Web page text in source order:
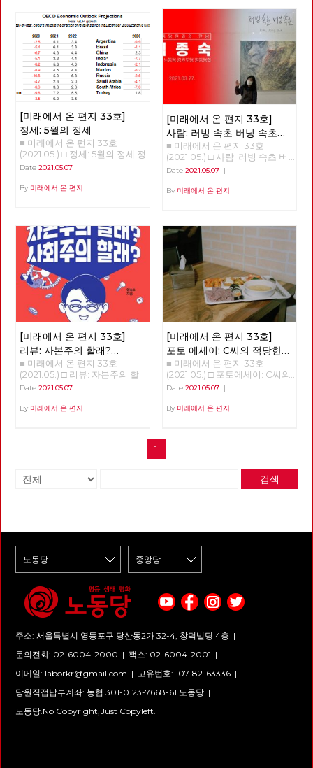
다. 당원과 당원 사이의 선, 지역
과 지역 사이의 선, 당 안과 밖 사
이의 선, 그리고 과거와 현재, 미
래와 현재 사이의 선들을 이어
활성화할 때, 노동당의 광장 또
한 다시 열리고 다시 확장해 갈
것입니다. 어려운 조건이지만,
김석정, 나도원, 안보영, 이용규,
적야, 현린 6인의 편집위원이 우
선 시작합니다. 이갑용, 임수태,
홍세화 고문과 김일규, 김종숙
동지를 비롯한 당원들이 함께 해
주셨습니다. 덕분에 [미래에서
온 편지] 복간호인 33호를 시작
할 수 있었습니다. 앞으로 더 많
리라 믿습니다. 고맙습니다. 현
상에 알리는 장으로, 또한 우리
함께 학습하고 토론하는 텃밭으
로 활용되기를 바랍니다. “조직
하라, 학습하라, 선전(홍보)하
라”는 세월의 흐름 속에서도 결
코 시들 수 없는 명제입니다. 어
려운 시절을 보내고 또 보냈습니
다. 시지프스가 바위를 다시 끌
마음가짐으로 <미래에서 온 편
지>와 함께 하기 바랍니다. 임수
태 고문 ‘미래에서 온 편지’가
복간된다니 기쁩니다. 기관지가
당원들의 마음을 이어주는 다리
가 되고 침체된 당의 분위기를
깨뜨리는 활력소가 되어주었으
는 불평등과 환경 파괴, 기후 위
기 등은 자본주의 체제가 더 이
상 지속 가능하지 않다는 경고입
니다. 하지만 대한민국에서 자본
주의를 극복하지 않으면 안 된다
는 입장을 분명히 밝히고 있는
공당은 우리 노동당 밖에 없습니
다. 이런 이유 하나만으로도 우
리 노동당의 존재 이유는 충분하
다고 생각합니다. 기관지가 우리
노동당의 존재 이유를 증명하는
데 큰 역할을 해 주기를 바랍니
다. 이갑용 고문 노동당 기관지
복간을 바라 보며, 당대표 시절
'미래에서 온 편지'를 폐간하면
기관지를 재정 문제로 폐간을 하
책들마저도 둘 공간이 없어 폐기
이기에 지키는 것은 어렵지 않으
리라 생각합니다. 앞장서 복간을
준비하신 동지들의 노고에 감사
드리고 기관지가 복간되면 당원
노동당의 미래가 되었으면 좋겠
습니다. 함께 가는 노동당의 미
래를 기관지 복간으로부터 시작
개념에서 벗어나고, 인간과 인간
사이는 물론 인간과 자연 사이의
관계를 재구성해야 한다는 의미
이다. 한국 사회에서 우리의 모
든 목표는 성장이었다. 우리 의
식을 지배하는 '소유와 성장'을
넘어 '관계와 성숙'이라는 개념
으로 변혁해야 한다. 해방의 조
건은 관계의 성숙 한국 사회는
총체적 위기에 몰려 있다. 이 위
기는 임계점에 가까이 왔다. 두
가지 위기가 있다. 자연과 기후
의 생태적 위기, 그리고 기술 혁
명으로 인한 체제 자체의 위기
다. 곧 인간이 통제할 수 없는 세
상이 올 것이다. ‘좀비’와 같은 처
지로 인간이 전락할 지도 모른
다. 통제할 수 없는 세상에서 인
것이다. <1984>와 <멋진 신세계
>의 제조되는 인간상, 그 세상이
얼마 남지 않았다. 학자들은 거
기까지 10~20년을 말한다. ‘정
권이 아니라 체제를 바꿔야 한
다’는 우리 당의 모토는 그래서
의미가 있다. 그런데도 우리는
아직 자본주의 체제가 강요한 소
유의 문제에서 전혀 벗어나지 못
한 현실에 있다. 노예의 반란이
성공해도 주인만 바뀔 뿐이지 노
예는 노예로 남는다. 지난날 촛
불 혁명에 이은 오늘 정치 현실
을 보라. 이런 현실을 기대한 것
인가. ‘노예’를 ‘인민’으로 바꾸어
금까지 계속 혁명과 투쟁을 말해
다. 소유는 주체와 객체를 필연
적으로 구분하고 객체를 타자화
지 않는가? 그리하여 우리는 해
방의 조건을 이제 '소유와 성
장'이 아닌 '관계의 성숙'으로 재
도 의지로 낙관하라는 말이 있지
만, 인간의 끝없는 욕망과 지배
있을 지 비관해 왔던 것이다. 오
문이다. 자본주의 단독의 위기가
인류가 지금까지 자연과 맺어 왔
던 관계, 인간과 인간 사이의 관
[미래에서 온 편지 33호]
정세: 5월의 정세
■ 미래에서 온 편지 33호
(2021.05.) □ 정세: 5월의 정세 정
세 (1) - '경제회복'의 뒤에 가려진
께 번지기 시작한 코로나19 바이
던 것들을 보이도록 만들기도 했
다. 또한, 리오데자네이로에서의
나비의 날갯짓이 만든 미국의 허
리케인과도 같은 의외의 변화를
일으키기도 했다. 아직도 미래에
대한 불확실성이 사라졌다고 할
수는 없지만, 분명 지난 일년 반
정도의 시간 동안 바이러스 자체
에 대한 지식은 늘어났으며, 완
전하다고 할 수는 없지만 예방백
신과 치료제들이 만들어졌다. 또
한, 어떤 방역체계가 잘 작동하
는지 아닌지를 판별할 수 있는
경험들도 쌓이기 시작했다. 그와
함께, 이 바이러스의 창궐이 우
하는 점에 대한 단초들도 보이기
역의 성공 정도를 경제성장률이
표였고, 아직도 국가별 질병의
확산 정도를 나타낼 때 이런 지
표를 사용하고 있다. 다만, 시간
의 조합인 경제성장률을 성공적
인 방역의 척도로 사용하고 있는
것이다. 이러한 현상이 드러내는
선, 우리의 경제성장 물신주의를
장률과 1인당 GDP 등의 양적 지
표에 과도하게 매달려온 사회가
이번에는 질병에 대한 대처 정도
까지도 국가별 경제성장률 비교
적게 떨어졌는지의 경쟁)로써
Date 2021.05.07 |
By 미래에서 온 편지
[미래에서 온 편지 33호]
사람: 러빙 속초 버닝 속초
‘김종숙’
■ 미래에서 온 편지 33호
(2021.05.) □ 사람: 러빙 속초 버
닝 속초 ‘김종숙’ 지난 3월, 서
서 화가이자 노동당 당원이신 김
시회를 찾아, 김종숙 동지와 속
깊은 인터뷰를 진행했습니다.
Date 2021.05.07|
By 미래에서 온 편지
[미래에서 온 편지 33호]
리뷰: 자본주의 할래?
사회주의 할래?
■ 미래에서 온 편지 33호
(2021.05.) □ 리뷰: 자본주의 할
래? 사회주의 할래? 자본주의와
입문서 자본주의와 사회주의.
떤 체제가 더 바람직한가? 그리
고 그 이유는 무엇인가? 이 질문
작가의 『자본주의 할래? 사회
자본주의와 사회주의를 대변하
는 ‘나소유’와 ‘오평등’이라는 이
름의 두 사람이 토론하는 방식으
로 쓰여진 이 책은 총 4부로 이
루어져 있다. 1부는 본격적인 토
론에 앞서 배경 지식을 쌓기 위
해 자본주의와 사회주의가 무엇
인지에 대한 간략한 소개를 제공
한다. 우선 자본주의의 탄생 배
개념을 바탕으로 설명한다. 다음
으로 자본주의를 이해하기 위한
핵심 개념인 사용 가치와 교환
가치, 가격과 노동 가치론, 노동
Date 2021.05.07 |
By 미래에서 온 편지
[미래에서 온 편지 33호]
포토 에세이: C씨의 적당한
식단
■ 미래에서 온 편지 33호
(2021.05.) □ 포토에세이: C씨의
적당한 식단 그는 한 동안 구로
있었습니다. 건설기계 자격증을
도 나라에서 주는 카드로 식권을
받아 언젠간 나도 고급 노동자가
었습니다. '이게 내 삶에 도움이
지, 죽을 수도 있을거야.' 등의 생
각 또한 그의 반찬이었죠. 남들
우스워서 그는 가지런히 놓여진
식판을 조용히 사진으로 담았습
Date 2021.05.07|
By 미래에서 온 편지
1
검색
주소: 서울특별시 영등포구 당산동2가 32-4, 창덕빌딩 4층 |
문의전화: 02-6004-2000 | 팩스: 02-6004-2001 |
이메일: laborkr@gmail.com | 고유번호: 107-82-63336 |
당원직접납부계좌: 농협 301-0123-7668-61 노동당 |
노동당.No Copyright,Just Copyleft.